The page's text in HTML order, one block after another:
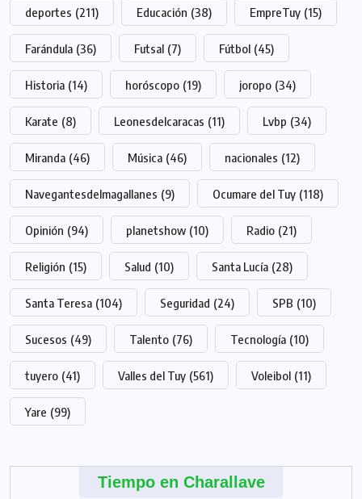
deportes (211) Educación (38) EmpreTuy (15)
Farándula (36) Futsal (7) Fútbol (45)
Historia (14) horóscopo (19) joropo (34)
Karate (8) Leonesdelcaracas (11) Lvbp (34)
Miranda (46) Música (46) nacionales (12)
Navegantesdelmagallanes (9) Ocumare del Tuy (118)
Opinión (94) planetshow (10) Radio (21)
Religión (15) Salud (10) Santa Lucía (28)
Santa Teresa (104) Seguridad (24) SPB (10)
Sucesos (49) Talento (76) Tecnología (10)
tuyero (41) Valles del Tuy (561) Voleibol (11)
Yare (99)
Tiempo en Charallave